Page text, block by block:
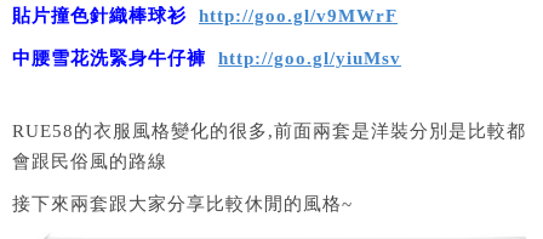
貼片撞色針織棒球衫 http://goo.gl/v9MWrF
中腰雪花洗緊身牛仔褲 http://goo.gl/yiuMsv
RUE58的衣服風格變化的很多,前面兩套是洋裝分別是比較都
會跟民俗風的路線
接下來兩套跟大家分享比較休閒的風格~